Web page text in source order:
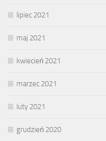
lipiec 2021
maj 2021
kwiecień 2021
marzec 2021
luty 2021
grudzień 2020